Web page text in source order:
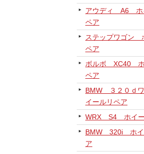
アウディ A6 ホ
ペア
ステップワゴン
ペア
ボルボ XC40 ホ
ペア
BMW ３２０ｄ
イールリペア
WRX S4 ホイー
BMW 320i ホイ
ア